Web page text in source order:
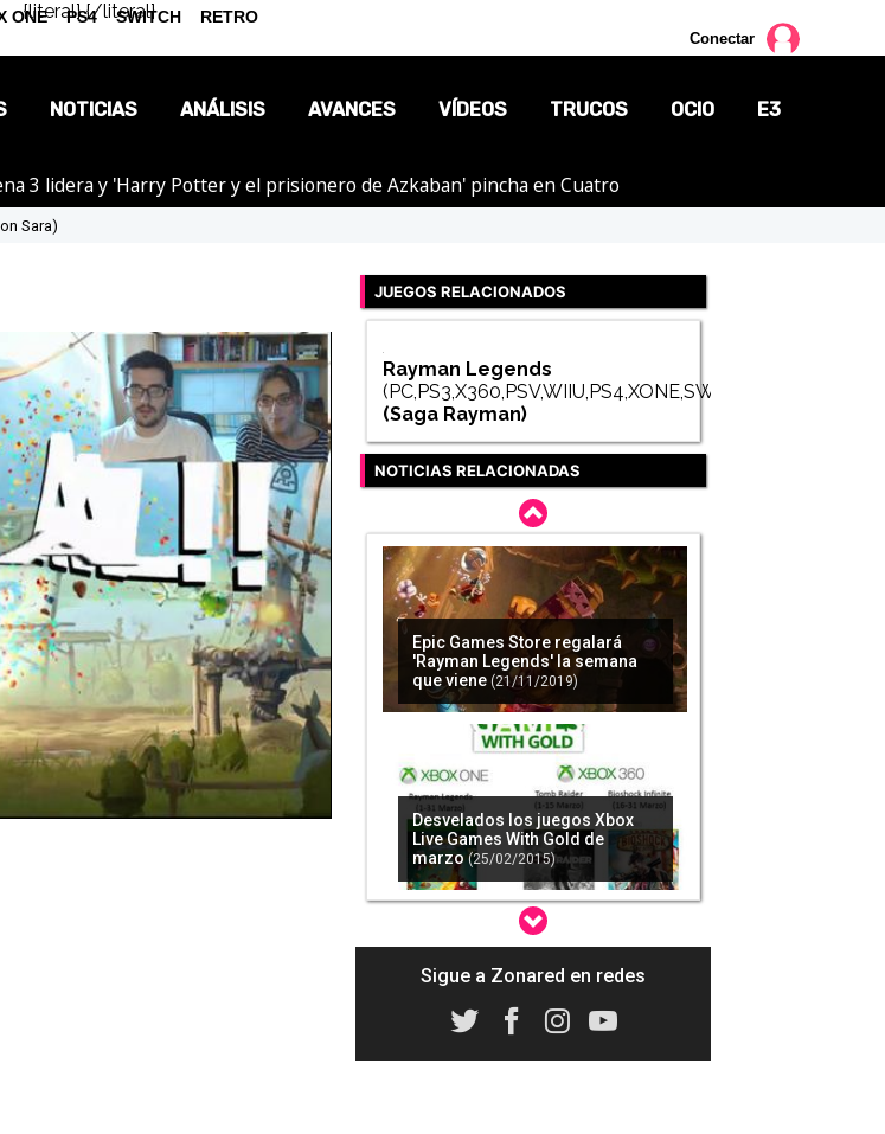
{literal}{/literal}
Conectar
NOTICIAS
OPINIÓN
ANÁLISIS AVANCES VÍDEOS TRUCOS OCIO E3
3 lidera y 'Harry Potter y el prisionero de Azkaban' pincha en Cuatro
Sara)
JUEGOS RELACIONADOS
Rayman Legends
(PC,PS3,X360,PSV,WIIU,PS4,XONE,SWITCH)
(Saga Rayman)
NOTICIAS RELACIONADAS
Epic Games Store regalará
'Rayman Legends' la semana
que viene (21/11/2019)
Desvelados los juegos Xbox
Live Games With Gold de
marzo (25/02/2015)
juegos With Gold para Xbox
One y Xbox 360
(26/02/2015)
Sigue a Zonared en redes
ONE PS4 SWITCH RETRO